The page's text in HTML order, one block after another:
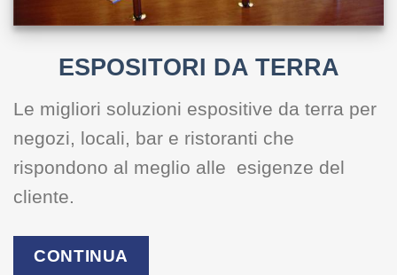
ESPOSITORI DA TERRA
Le migliori soluzioni espositive da terra per
negozi, locali, bar e ristoranti che
rispondono al meglio alle esigenze del
cliente.
CONTINUA